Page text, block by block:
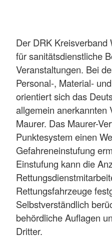
Der DRK Kreisverband
für sanitätsdienstliche
Veranstaltungen. Bei
Personal-, Material-
orientiert sich das
allgemein anerkannten
Maurer. Das Maurer-
Punktesystem einen
Gefahreneinstufung
Einstufung kann die
Rettungsfahrzeuge
Selbstverständlich
behördliche Auflagen
Dritter.